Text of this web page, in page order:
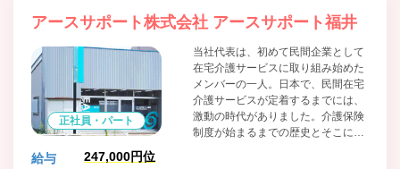
アースサポート株式会社 アースサポート福井
正社員・パート
当社代表は、初めて民間企業として
在宅介護サービスに取り組み始めた
メンバーの一人。日本で、民間在宅
介護サービスが定着するまでには、
激動の時代がありました。介護保険
制度が始まるまでの歴史とそこにか
給与 247,000円位